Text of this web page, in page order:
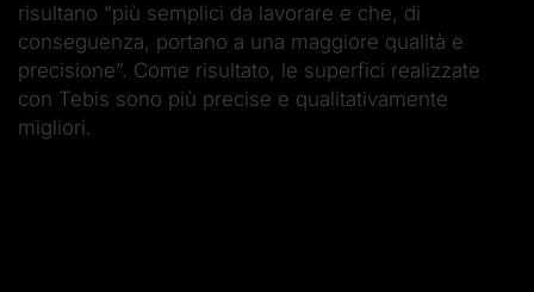
risultano “più semplici da lavorare e che, di
conseguenza, portano a una maggiore qualità e
precisione”. Come risultato, le superfici realizzate
con Tebis sono più precise e qualitativamente
migliori.